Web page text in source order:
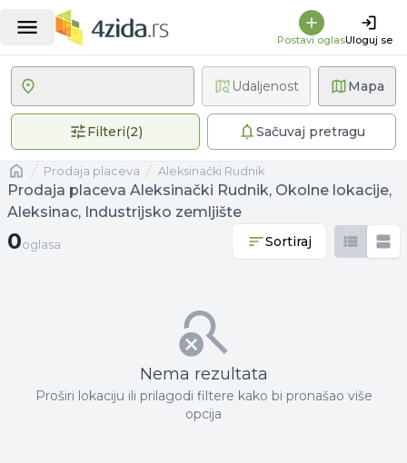
Postavi oglasUloguj se
Mapa
Filteri(2)2 primenjena filteraSačuvaj pretragu
Udaljenost
Naslovnaprodaja placeva Aleksinački Rudnik
Prodaja placeva Aleksinački Rudnik, Okolne lokacije,
Aleksinac, Industrijsko zemljište
0 oglasa
0oglasa Sortiraj
Nema rezultata
Proširi lokaciju ili prilagodi filtere kako bi pronašao više
opcija